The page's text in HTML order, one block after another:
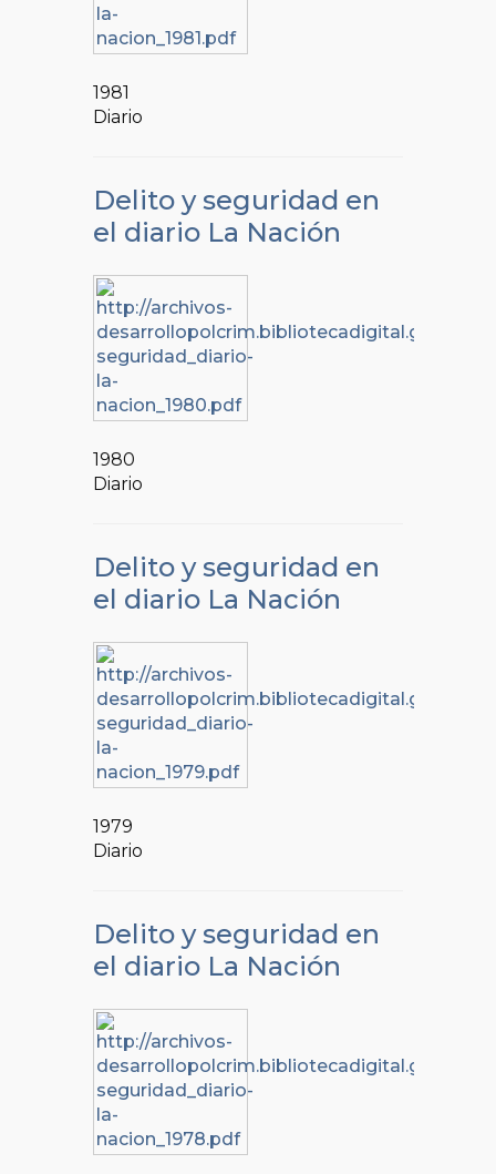
1981
Diario
Delito y seguridad en
el diario La Nación
1980
Diario
Delito y seguridad en
el diario La Nación
1979
Diario
Delito y seguridad en
el diario La Nación